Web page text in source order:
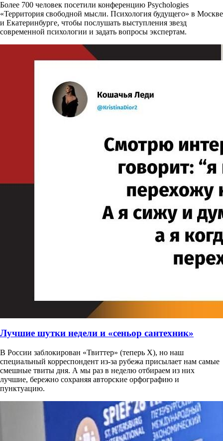
Более 700 человек посетили конференцию Psychologies
«Территория свободной мысли. Психология будущего» в Москве
и Екатеринбурге, чтобы послушать выступления звезд
современной психологии и задать вопросы экспертам.
Лучшие шутки недели и «сеньор сантехник»
В России заблокирован «Твиттер» (теперь Х), но наш
специальный корреспондент из-за рубежа присылает нам самые
смешные твиты дня. А мы раз в неделю отбираем из них
лучшие, бережно сохраняя авторские орфографию и
пунктуацию.